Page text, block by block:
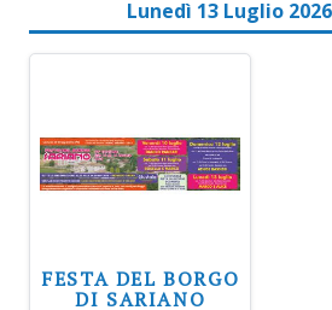
Lunedì 13 Luglio 2026
FESTA DEL BORGO
DI SARIANO